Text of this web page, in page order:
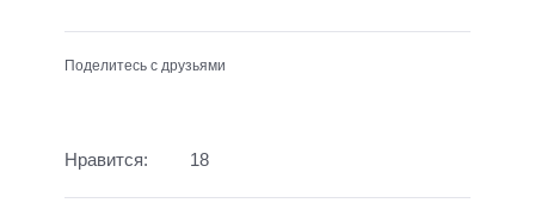
Поделитесь с друзьями
Нравится: 18